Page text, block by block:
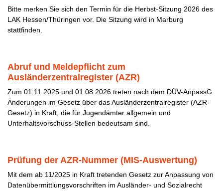
Bitte merken Sie sich den Termin für die Herbst-Sitzung 2026 des
LAK Hessen/Thüringen vor. Die Sitzung wird in Marburg
stattfinden.
Abruf und Meldepflicht zum
Ausländerzentralregister (AZR)
Zum 01.11.2025 und 01.08.2026 treten nach dem DÜV-AnpassG
Änderungen im Gesetz über das Ausländerzentralregister (AZR-
Gesetz) in Kraft, die für Jugendämter allgemein und
Unterhaltsvorschuss-Stellen bedeutsam sind.
Prüfung der AZR-Nummer (MIS-Auswertung)
Mit dem ab 11/2025 in Kraft tretenden Gesetz zur Anpassung von
Datenübermittlungsvorschriften im Ausländer- und Sozialrecht